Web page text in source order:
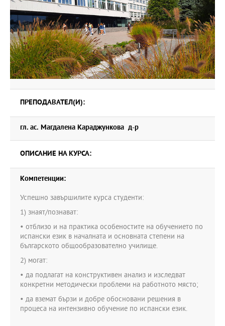
• наблюдение на уроци (изисква самостоятелна работа от
страна на студентите и включва подготовка за полево
изследване и водене на структурирано наблюдение)
• обсъждане на наблюдаваните уроци под ръководството на
методик и/или ментор (предполага активност от страна на
студентите по време на дискусиите).
ПРЕПОДАВАТЕЛ(И):
гл. ас. Магдалена Караджункова д-р
ОПИСАНИЕ НА КУРСА:
Компетенции:
Успешно завършилите курса студенти:
1) знаят/познават:
• отблизо и на практика особеностите на обучението по
испански език в началната и основната степени на
българското общообразователно училище.
2) могат:
• да подлагат на конструктивен анализ и изследват
конкретни методически проблеми на работното място;
• да вземат бързи и добре обосновани решения в
процеса на интензивно обучение по испански език.